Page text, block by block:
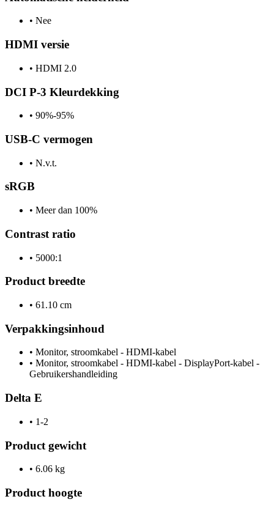
• Nee
HDMI versie
• HDMI 2.0
DCI P-3 Kleurdekking
• 90%-95%
USB-C vermogen
• N.v.t.
sRGB
• Meer dan 100%
Contrast ratio
• 5000:1
Product breedte
• 61.10 cm
Verpakkingsinhoud
• Monitor, stroomkabel - HDMI-kabel
• Monitor, stroomkabel - HDMI-kabel - DisplayPort-kabel -
Gebruikershandleiding
Delta E
• 1-2
Product gewicht
• 6.06 kg
Product hoogte